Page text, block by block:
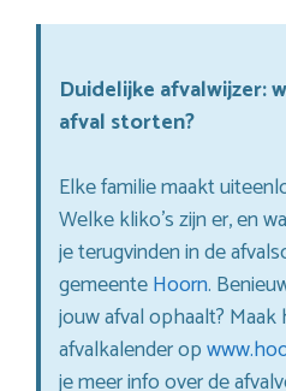
Duidelijke afvalwijzer:
afval storten?
Elke familie maakt
Welke kliko’s zijn er, en
je terugvinden in de
gemeenteHoorn.
jouw afval ophaalt?
afvalkalender op
je meer info over de